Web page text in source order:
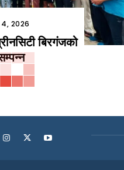
4, 2026
बिरगंजको